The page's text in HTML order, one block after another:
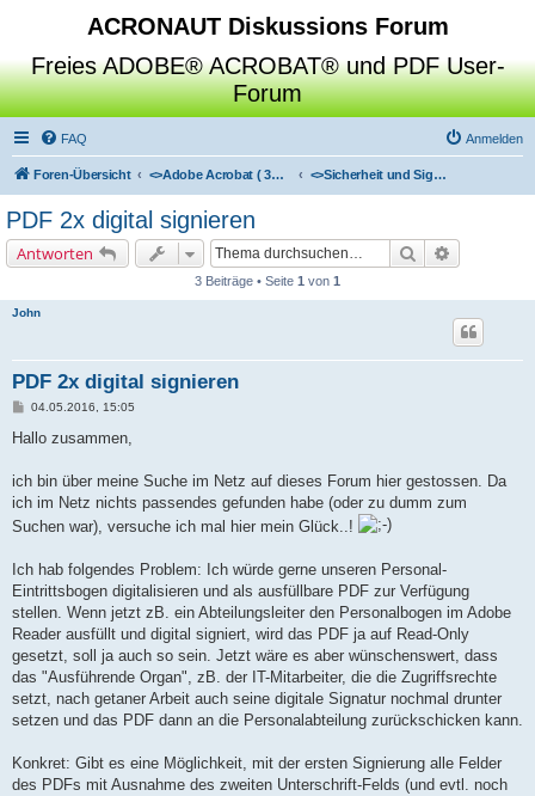
ACRONAUT Diskussions Forum
Freies ADOBE® ACROBAT® und PDF User-
Forum
FAQ Anmelden
Foren-Übersicht <>Adobe Acrobat ( 3D / Professional / Standard / Reader / Distiller ) <>Sicherheit und Signaturen
PDF 2x digital signieren
Antworten Suche
3 Beiträge • Seite 1 von 1
John
PDF 2x digital signieren
B
i
a
04.05.2016, 15:05
Hallo zusammen,
ich bin über meine Suche im Netz auf dieses Forum hier gestossen. Da
ich im Netz nichts passendes gefunden habe (oder zu dumm zum
Suchen war), versuche ich mal hier mein Glück..!
Ich hab folgendes Problem: Ich würde gerne unseren Personal-
Eintrittsbogen digitalisieren und als ausfüllbare PDF zur Verfügung
stellen. Wenn jetzt zB. ein Abteilungsleiter den Personalbogen im Adobe
Reader ausfüllt und digital signiert, wird das PDF ja auf Read-Only
gesetzt, soll ja auch so sein. Jetzt wäre es aber wünschenswert, dass
das "Ausführende Organ", zB. der IT-Mitarbeiter, die die Zugriffsrechte
setzt, nach getaner Arbeit auch seine digitale Signatur nochmal drunter
setzen und das PDF dann an die Personalabteilung zurückschicken kann.
Konkret: Gibt es eine Möglichkeit, mit der ersten Signierung alle Felder
des PDFs mit Ausnahme des zweiten Unterschrift-Felds (und evtl. noch